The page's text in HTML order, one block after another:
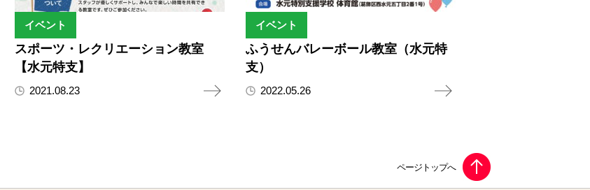
イベント
スポーツ・レクリエーション教室
【水元特支】
2021.08.23
イベント
ふうせんバレーボール教室（水元特
支）
2022.05.26